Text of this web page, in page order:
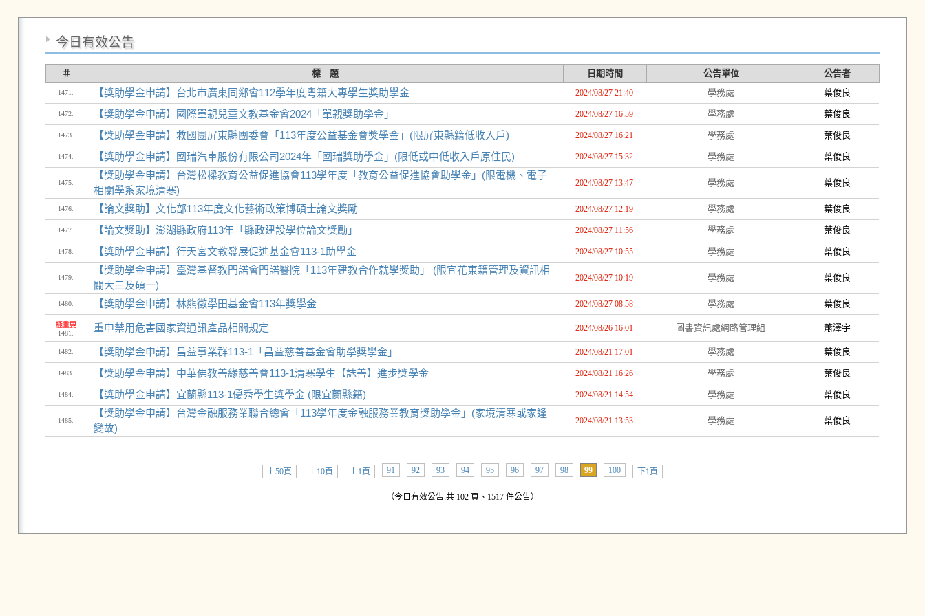
今日有效公告
＃ 標 題 日期時間 公告單位 公告者
1471. 【獎助學金申請】台北市廣東同鄉會112學年度粵籍大專學生獎助學金 2024/08/27 21:40 學務處 葉俊良
1472. 【獎助學金申請】國際單親兒童文教基金會2024「單親獎助學金」 2024/08/27 16:59 學務處 葉俊良
1473. 【獎助學金申請】救國團屏東縣團委會「113年度公益基金會獎學金」(限屏東縣籍低收入戶) 2024/08/27 16:21 學務處 葉俊良
1474. 【獎助學金申請】國瑞汽車股份有限公司2024年「國瑞獎助學金」(限低或中低收入戶原住民) 2024/08/27 15:32 學務處 葉俊良
1475.
【獎助學金申請】台灣松樑教育公益促進協會113學年度「教育公益促進協會助學金」(限電機、電子
相關學系家境清寒)
2024/08/27 13:47 學務處 葉俊良
1476. 【論文獎助】文化部113年度文化藝術政策博碩士論文獎勵 2024/08/27 12:19 學務處 葉俊良
1477. 【論文獎助】澎湖縣政府113年「縣政建設學位論文獎勵」 2024/08/27 11:56 學務處 葉俊良
1478. 【獎助學金申請】行天宮文教發展促進基金會113-1助學金 2024/08/27 10:55 學務處 葉俊良
1479.
【獎助學金申請】臺灣基督教門諾會門諾醫院「113年建教合作就學獎助」 (限宜花東籍管理及資訊相
關大三及碩一)
2024/08/27 10:19 學務處 葉俊良
1480. 【獎助學金申請】林熊徵學田基金會113年獎學金 2024/08/27 08:58 學務處 葉俊良
極重要
1481.
重申禁用危害國家資通訊產品相關規定 2024/08/26 16:01 圖書資訊處網路管理組 蕭澤宇
1482. 【獎助學金申請】昌益事業群113-1「昌益慈善基金會助學獎學金」 2024/08/21 17:01 學務處 葉俊良
1483. 【獎助學金申請】中華佛教善緣慈善會113-1清寒學生【誌善】進步獎學金 2024/08/21 16:26 學務處 葉俊良
1484. 【獎助學金申請】宜蘭縣113-1優秀學生獎學金 (限宜蘭縣籍) 2024/08/21 14:54 學務處 葉俊良
1485.
【獎助學金申請】台灣金融服務業聯合總會「113學年度金融服務業教育獎助學金」(家境清寒或家逢
變故)
2024/08/21 13:53 學務處 葉俊良
上50頁 上10頁 上1頁 91 92 93 94 95 96 97 98 99 100 下1頁
（今日有效公告:共 102 頁、1517 件公告）